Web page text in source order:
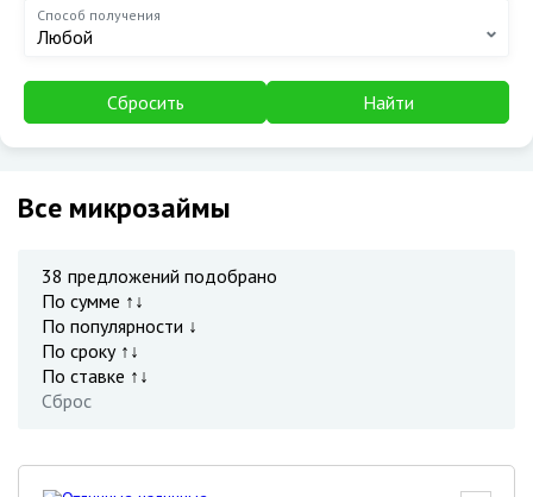
Способ получения
Любой
Сбросить Найти
Все микрозаймы
38 предложений подобрано
По сумме ↑↓
По популярности ↓
По сроку ↑↓
По ставке ↑↓
Сброс